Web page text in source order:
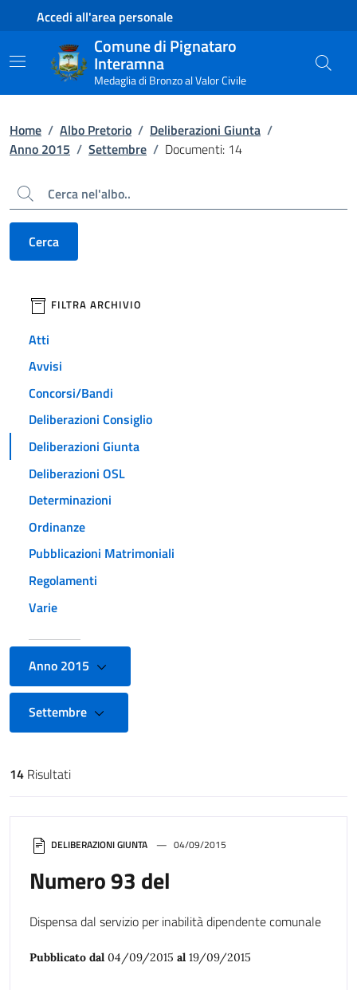
Contenuto principale
Piede di paginaAccedi all'area personale
Comune di Pignataro
Interamna
Medaglia di Bronzo al Valor Civile
Home / Albo Pretorio / Deliberazioni Giunta /
Anno 2015 / Settembre / Documenti: 14
Cerca
Cerca
filtri da applicare
FILTRA ARCHIVIO
Atti
Avvisi
Concorsi/Bandi
Deliberazioni Consiglio
Deliberazioni Giunta
Deliberazioni OSL
Determinazioni
Ordinanze
Pubblicazioni Matrimoniali
Regolamenti
Varie
Anno 2015
Settembre
Risultati di ricerca
14 Risultati
DELIBERAZIONI GIUNTA 04/09/2015
Numero 93 del
Dispensa dal servizio per inabilità dipendente comunale
Pubblicato dal 04/09/2015 al 19/09/2015